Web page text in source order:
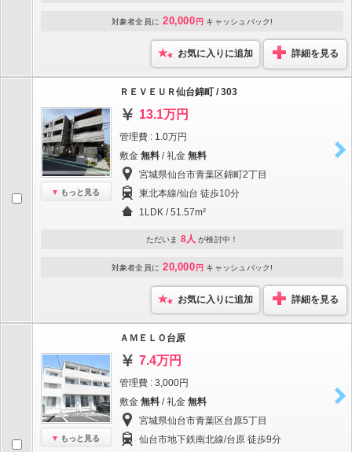
対象者全員に 20,000 円 キャッシュバック!
お気に入りに追加 詳細を見る
もっと見る
ＲＥＶＥＵＲ仙台錦町 / 303
13.1万円
管理費 : 1.0万円
敷金 無料 / 礼金 無料
宮城県仙台市青葉区錦町2丁目
東北本線/仙台 徒歩10分
1LDK / 51.57m²
ただいま 8人 が検討中！
対象者全員に 20,000 円 キャッシュバック!
お気に入りに追加 詳細を見る
もっと見る
ＡＭＥＬＯ台原
7.4万円
管理費 : 3,000円
敷金 無料 / 礼金 無料
宮城県仙台市青葉区台原5丁目
仙台市地下鉄南北線/台原 徒歩9分